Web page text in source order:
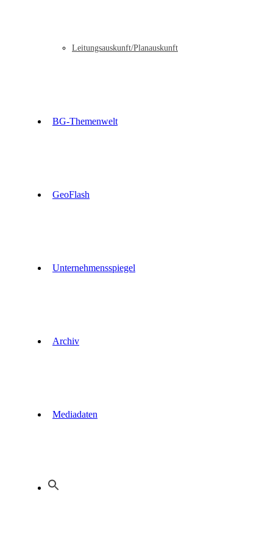
Leitungsauskunft/Planauskunft
BG-Themenwelt
GeoFlash
Unternehmensspiegel
Archiv
Mediadaten